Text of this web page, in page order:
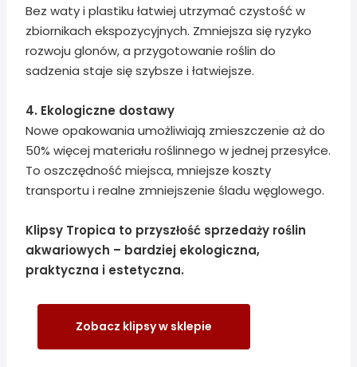
Bez waty i plastiku łatwiej utrzymać czystość w
zbiornikach ekspozycyjnych. Zmniejsza się ryzyko
rozwoju glonów, a przygotowanie roślin do
sadzenia staje się szybsze i łatwiejsze.
4. Ekologiczne dostawy
Nowe opakowania umożliwiają zmieszczenie aż do
50% więcej materiału roślinnego w jednej przesyłce.
To oszczędność miejsca, mniejsze koszty
transportu i realne zmniejszenie śladu węglowego.
Klipsy Tropica to przyszłość sprzedaży roślin
akwariowych – bardziej ekologiczna,
praktyczna i estetyczna.
Zobacz klipsy w sklepie